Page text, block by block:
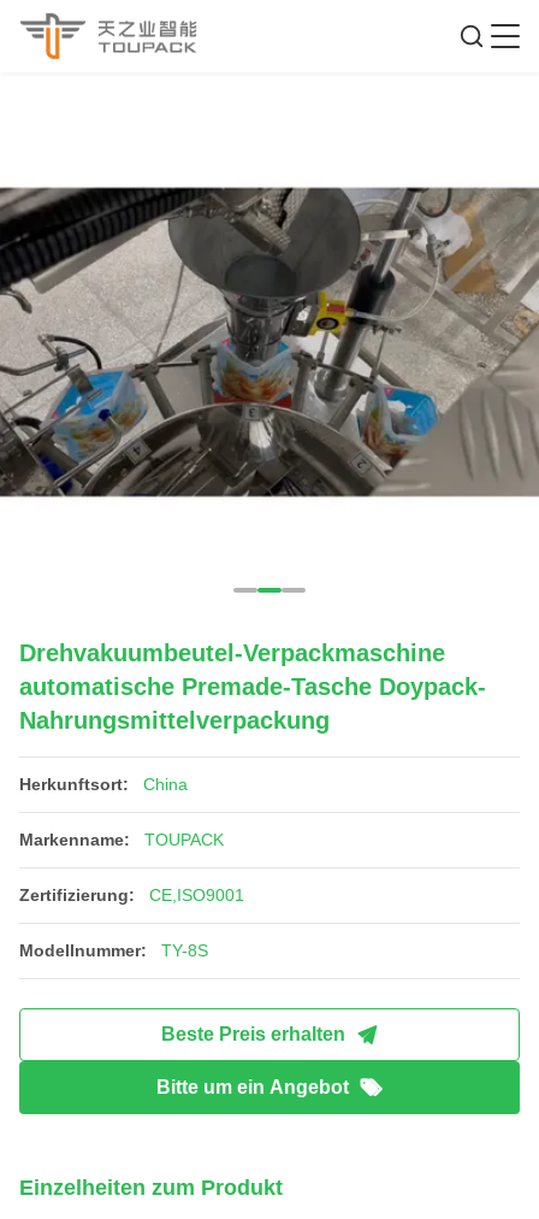
Drehvakuumbeutel-Verpackmaschine
automatische Premade-Tasche Doypack-
Nahrungsmittelverpackung
Herkunftsort: China
Markenname: TOUPACK
Zertifizierung: CE,ISO9001
Modellnummer: TY-8S
Beste Preis erhalten
Bitte um ein Angebot
Einzelheiten zum Produkt